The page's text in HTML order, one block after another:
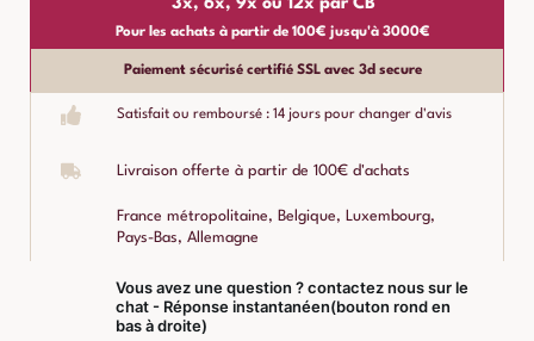
3x, 6x, 9x ou 12x par CB
Pour les achats à partir de 100€ jusqu'à 3000€
Paiement sécurisé certifié SSL avec 3d secure
Satisfait ou remboursé : 14 jours pour changer d'avis
Livraison offerte à partir de 100€ d'achats
France métropolitaine, Belgique, Luxembourg,
Pays-Bas, Allemagne
Vous avez une question ? contactez nous sur le
chat - Réponse instantanéen(bouton rond en
bas à droite)